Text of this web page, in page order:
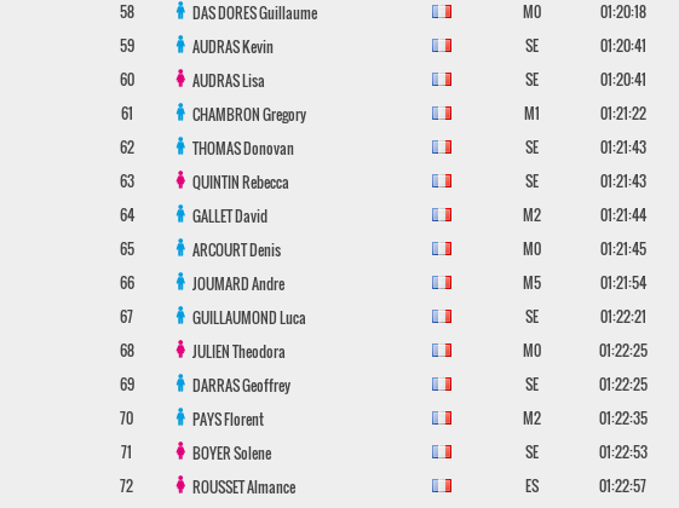
58
DAS DORESGuillaume M0
01:20:18
59
AUDRASKevin SE
01:20:41
60
AUDRASLisa SE
01:20:41
61
CHAMBRONGregory M1 01:21:22
62
THOMASDonovan SE
01:21:43
63
QUINTINRebecca SE
01:21:43
64
GALLETDavid M2
01:21:44
65
ARCOURTDenis M0
01:21:45
66
JOUMARDAndre M5
01:21:54
67
GUILLAUMONDLuca SE
01:22:21
68
JULIENTheodora M0 01:22:25
69
DARRASGeoffrey SE 01:22:25
70
PAYSFlorent M2 01:22:35
71
BOYERSolene SE
01:22:53
72
ROUSSETAlmance ES
01:22:57